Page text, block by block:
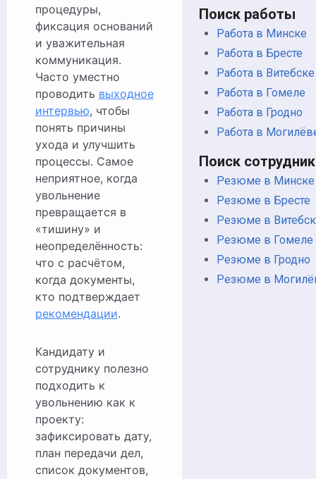
процедуры,
фиксация оснований
и уважительная
коммуникация.
Часто уместно
проводить выходное
интервью, чтобы
понять причины
ухода и улучшить
процессы. Самое
неприятное, когда
увольнение
превращается в
«тишину» и
неопределённость:
что с расчётом,
когда документы,
кто подтверждает
рекомендации.
Кандидату и
сотруднику полезно
подходить к
увольнению как к
проекту:
зафиксировать дату,
план передачи дел,
список документов,
Поиск работы
Работа в Минске
Работа в Бресте
Работа в Витебске
Работа в Гомеле
Работа в Гродно
Работа в
Поиск
Резюме в Минске
Резюме в Бресте
Резюме в
Резюме в Гомеле
Резюме в Гродно
Резюме в